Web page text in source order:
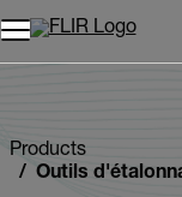
Unread
Modèle
Supprimer
articles
Ajouter au
Ajouté au
Products
Outils